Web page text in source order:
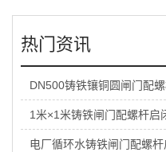
热门资讯
DN500铸铁镶铜圆闸门配
1米×1米铸铁闸门配螺杆启
电厂循环水铸铁闸门配螺